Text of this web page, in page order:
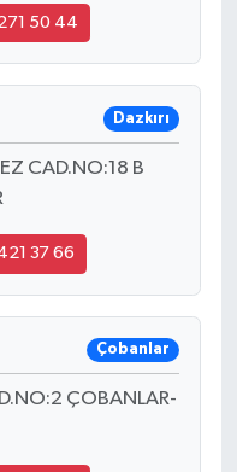
50 44
Dazkırı
CAD.NO:18 B
37 66
Çobanlar
ÇOBANLAR-